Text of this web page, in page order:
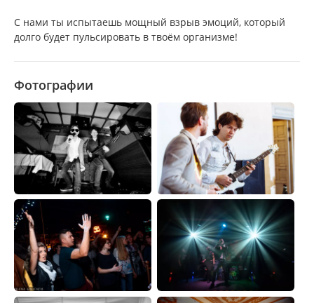
С нами ты испытаешь мощный взрыв эмоций, который
долго будет пульсировать в твоём организме!
Фотографии